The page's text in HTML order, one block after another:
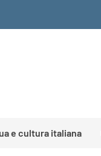
e cultura italiana